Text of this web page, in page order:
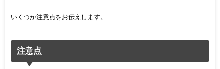
いくつか注意点をお伝えします。
注意点